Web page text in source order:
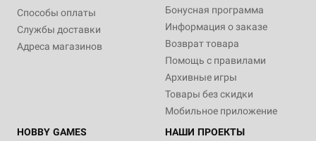
Способы оплаты
Службы доставки
Адреса магазинов
Бонусная программа
Информация о заказе
Возврат товара
Помощь с правилами
Архивные игры
Товары без скидки
Мобильное приложение
HOBBY GAMES
НАШИ ПРОЕКТЫ